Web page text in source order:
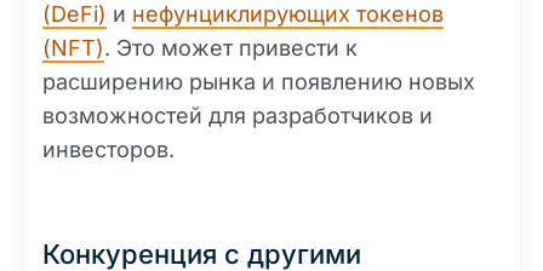
(DeFi) и нефунциклирующих токенов
(NFT). Это может привести к
расширению рынка и появлению новых
возможностей для разработчиков и
инвесторов.
Конкуренция с другими